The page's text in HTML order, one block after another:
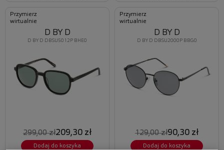
Przymierz
wirtualnie
D BY D DBSU5012P BHE0
D BY D
299,00 zł209,30 zł
Dodaj do koszyka
Przymierz
wirtualnie
D BY D DBSU2000P BBG0
D BY D
129,00 zł90,30 zł
Dodaj do koszyka